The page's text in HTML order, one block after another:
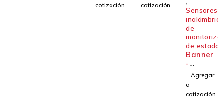
cotización
cotización
Sensores
de
de estado
Banner
-
DX80DR
2MQ45
VA3C
NB
Agregar
a
cotización